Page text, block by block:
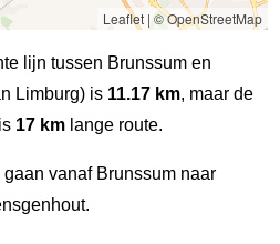
Leaflet| © OpenStreetMap
lijn tussen Brunssum en
Limburg) is 11.17 km, maar de
17 kmlange route.
gaan vanaf Brunssum naar